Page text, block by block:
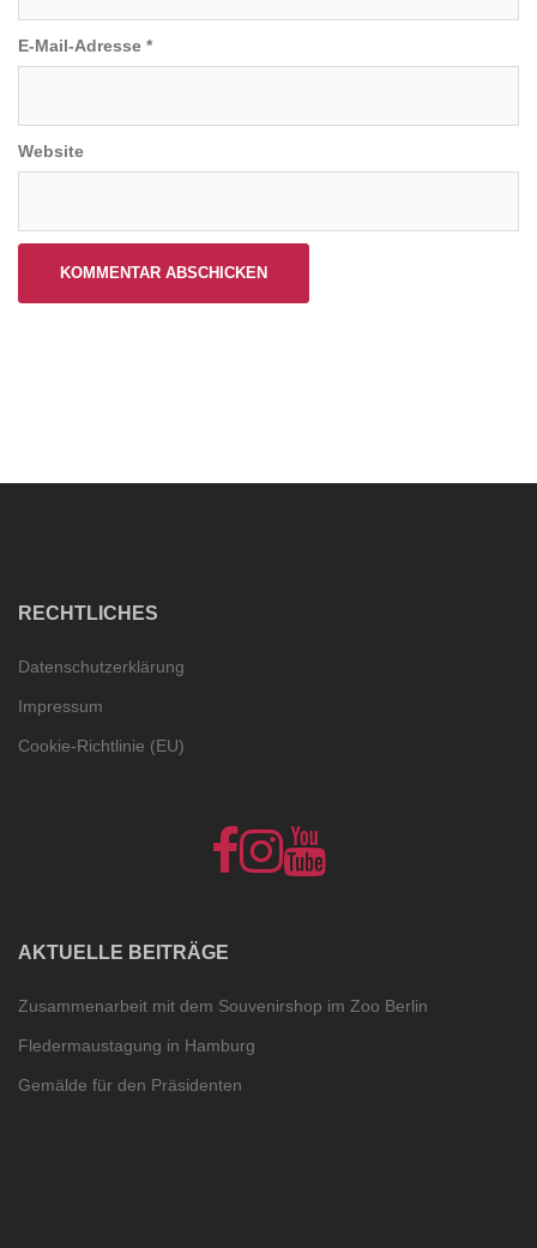
E-Mail-Adresse *
Website
RECHTLICHES
Datenschutzerklärung
Impressum
Cookie-Richtlinie (EU)
NelumboArt
auf
Facebook
NelumboArt
bei
Instagram
bei
YouTube
show
Cookie-
AKTUELLE BEITRÄGE
Zusammenarbeit mit dem Souvenirshop im Zoo Berlin
Fledermaustagung in Hamburg
Gemälde für den Präsidenten